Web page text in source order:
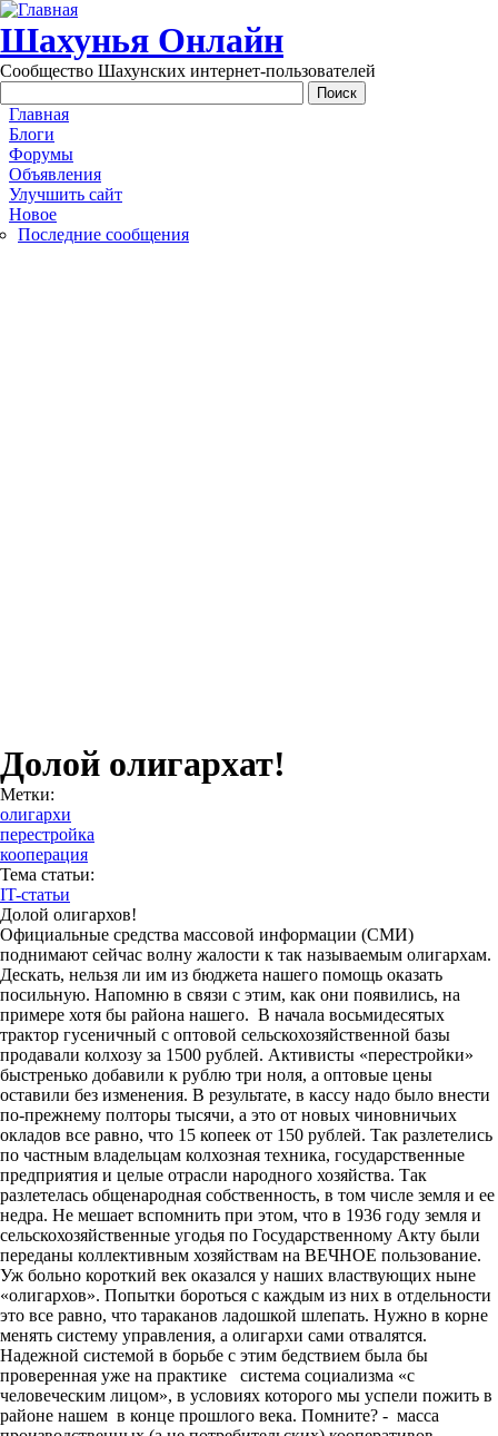
Перейти к основному содержанию
Шахунья Онлайн
Сообщество Шахунских интернет-пользователей
Main menu
Главная
Блоги
Форумы
Объявления
Улучшить сайт
Новое
Последние сообщения
Долой олигархат!
Метки:
олигархи
перестройка
кооперация
Тема статьи:
IT-статьи
Долой олигархов!
Официальные средства массовой информации (СМИ)
поднимают сейчас волну жалости к так называемым олигархам.
Дескать, нельзя ли им из бюджета нашего помощь оказать
посильную. Напомню в связи с этим, как они появились, на
примере хотя бы района нашего. В начала восьмидесятых
трактор гусеничный с оптовой сельскохозяйственной базы
продавали колхозу за 1500 рублей. Активисты «перестройки»
быстренько добавили к рублю три ноля, а оптовые цены
оставили без изменения. В результате, в кассу надо было внести
по-прежнему полторы тысячи, а это от новых чиновничьих
окладов все равно, что 15 копеек от 150 рублей. Так разлетелись
по частным владельцам колхозная техника, государственные
предприятия и целые отрасли народного хозяйства. Так
разлетелась общенародная собственность, в том числе земля и ее
недра. Не мешает вспомнить при этом, что в 1936 году земля и
сельскохозяйственные угодья по Государственному Акту были
переданы коллективным хозяйствам на ВЕЧНОЕ пользование.
Уж больно короткий век оказался у наших властвующих ныне
«олигархов». Попытки бороться с каждым из них в отдельности
это все равно, что тараканов ладошкой шлепать. Нужно в корне
менять систему управления, а олигархи сами отвалятся.
Надежной системой в борьбе с этим бедствием была бы
проверенная уже на практике система социализма «с
человеческим лицом», в условиях которого мы успели пожить в
районе нашем в конце прошлого века. Помните? - масса